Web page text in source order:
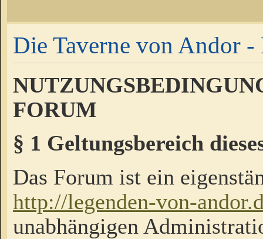
Die Taverne von Andor -
FORUM
§ 1 Geltungsbereich
Das Forum ist ein
http://legenden-von-
unabhängigen